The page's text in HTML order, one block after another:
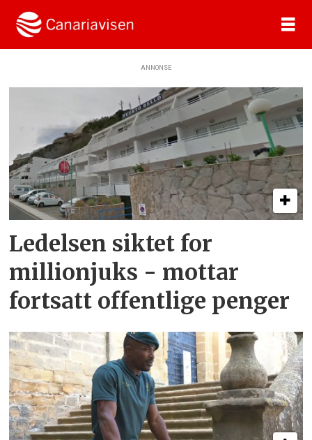
Tag:
flyktningkrisen
ANNONSE
Ledelsen siktet for
millionjuks - mottar
fortsatt offentlige penger